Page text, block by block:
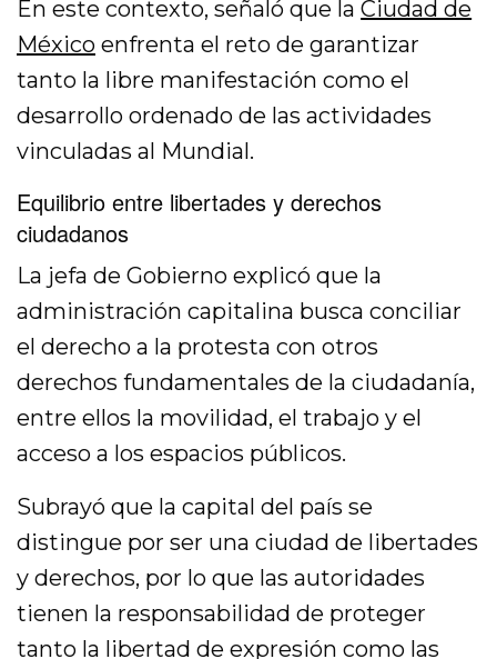
En este contexto, señaló que laCiudad de
México enfrenta el reto de garantizar
tanto la libre manifestación como el
desarrollo ordenado de las actividades
vinculadas al Mundial.
Equilibrio entre libertades y derechos
ciudadanos
La jefa de Gobierno explicó que la
administración capitalina busca conciliar
el derecho a la protesta con otros
derechos fundamentales de la ciudadanía,
entre ellos la movilidad, el trabajo y el
acceso a los espacios públicos.
Subrayó que la capital del país se
distingue por ser una ciudad de libertades
y derechos, por lo que las autoridades
tienen la responsabilidad de proteger
tanto la libertad de expresión como las